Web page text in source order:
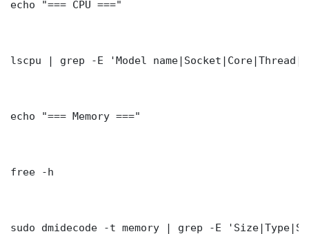
echo "=== CPU ==="
lscpu | grep -E 'Model
echo "=== Memory ==="
free -h
sudo dmidecode -t memory | grep -E